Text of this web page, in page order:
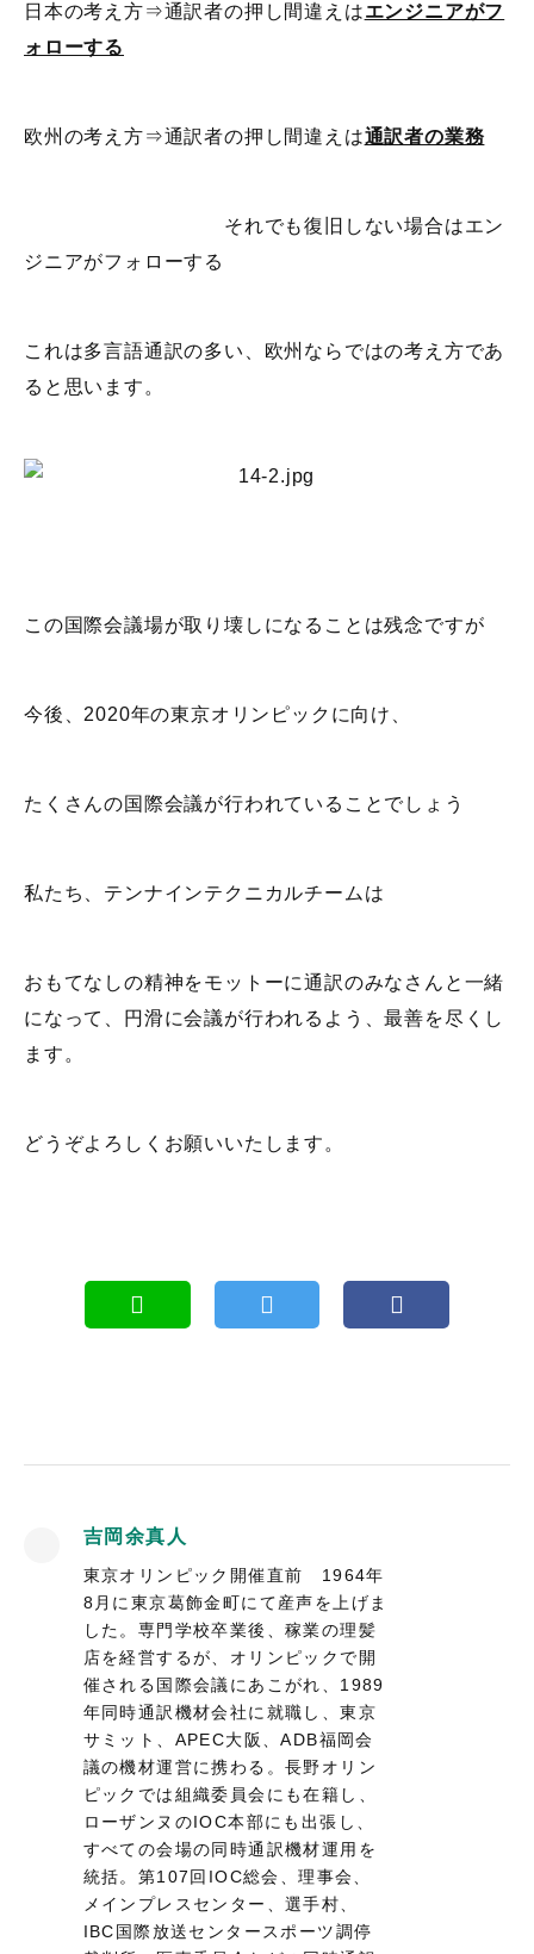
日本の考え方⇒通訳者の押し間違えはエンジニアがフ
ォローする
欧州の考え方⇒通訳者の押し間違えは通訳者の業務
それでも復旧しない場合はエン
ジニアがフォローする
これは多言語通訳の多い、欧州ならではの考え方であ
ると思います。
この国際会議場が取り壊しになることは残念ですが
今後、2020年の東京オリンピックに向け、
たくさんの国際会議が行われていることでしょう
私たち、テンナインテクニカルチームは
おもてなしの精神をモットーに通訳のみなさんと一緒
になって、円滑に会議が行われるよう、最善を尽くし
ます。
どうぞよろしくお願いいたします。
吉岡余真人
東京オリンピック開催直前 1964年
8月に東京葛飾金町にて産声を上げま
した。専門学校卒業後、稼業の理髪
店を経営するが、オリンピックで開
催される国際会議にあこがれ、1989
年同時通訳機材会社に就職し、東京
サミット、APEC大阪、ADB福岡会
議の機材運営に携わる。長野オリン
ピックでは組織委員会にも在籍し、
ローザンヌのIOC本部にも出張し、
すべての会場の同時通訳機材運用を
統括。第107回IOC総会、理事会、
メインプレスセンター、選手村、
IBC国際放送センタースポーツ調停